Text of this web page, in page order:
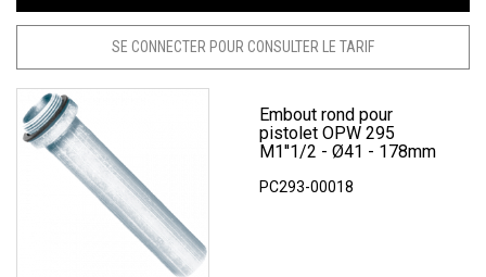
SE CONNECTER POUR CONSULTER LE TARIF
Embout rond pour
pistolet OPW 295
M1''1/2 - Ø41 - 178mm
PC293-00018